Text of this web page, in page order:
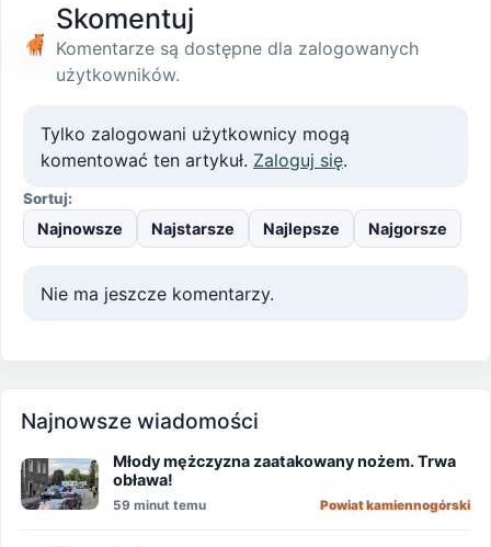
Skomentuj
Komentarze są dostępne dla zalogowanych
użytkowników.
Tylko zalogowani użytkownicy mogą
komentować ten artykuł. Zaloguj się.
Sortuj:
Najnowsze Najstarsze Najlepsze Najgorsze
Nie ma jeszcze komentarzy.
Najnowsze wiadomości
Młody mężczyzna zaatakowany nożem. Trwa
obława!
59 minut temu Powiat kamiennogórski